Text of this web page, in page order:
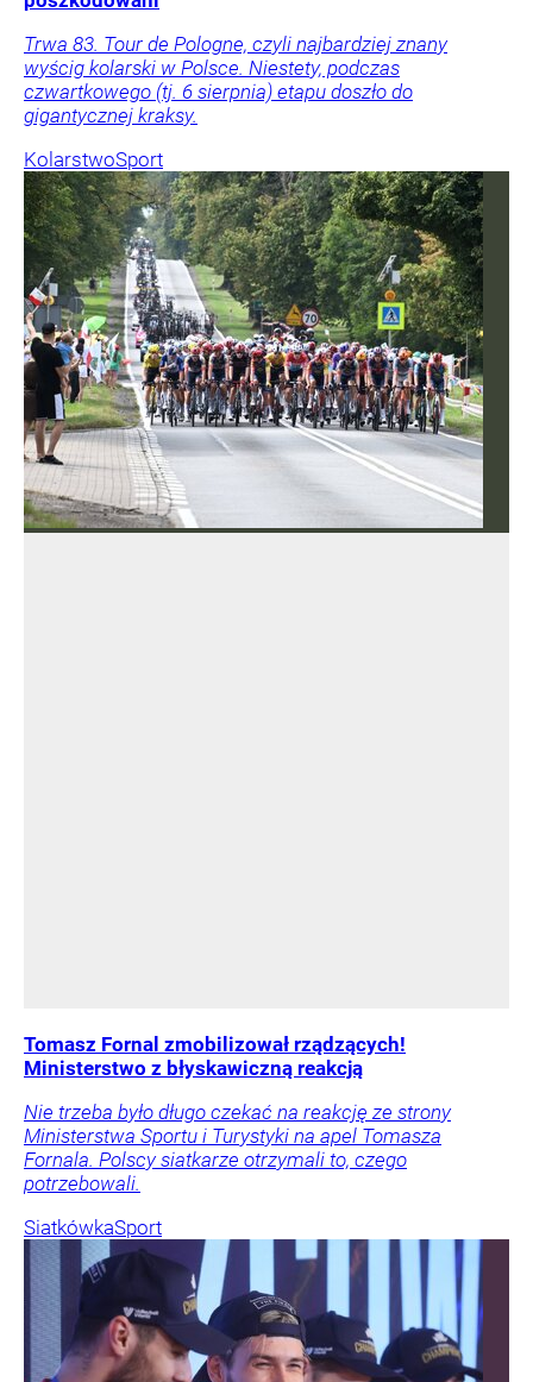
Trwa 83. Tour de Pologne, czyli najbardziej znany
wyścig kolarski w Polsce. Niestety, podczas
czwartkowego (tj. 6 sierpnia) etapu doszło do
gigantycznej kraksy.
KolarstwoSport
Tomasz Fornal zmobilizował rządzących!
Ministerstwo z błyskawiczną reakcją
Nie trzeba było długo czekać na reakcję ze strony
Ministerstwa Sportu i Turystyki na apel Tomasza
Fornala. Polscy siatkarze otrzymali to, czego
potrzebowali.
SiatkówkaSport